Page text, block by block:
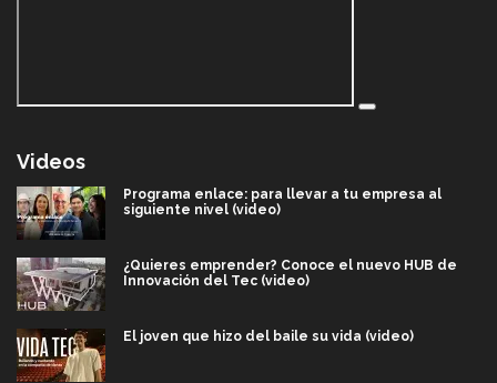
Videos
Programa enlace: para llevar a tu empresa al
siguiente nivel (video)
¿Quieres emprender? Conoce el nuevo HUB de
Innovación del Tec (video)
El joven que hizo del baile su vida (video)